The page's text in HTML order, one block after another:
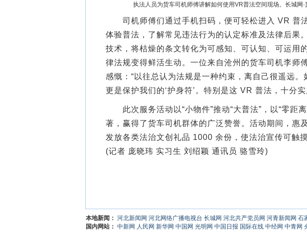
执法人员为货车司机师傅讲解如何使用VR普法空间现场。长城网
司机师傅们通过手机扫码，便可轻松进入 VR 普
体验普法，了解常见违法行为的认定标准及法律后果
技术，将枯燥的条文转化为可感知、可认知、可运用
律法规变得鲜活生动。一位来自沧州的货车司机李师
感慨：“以往总认为法规是一种约束，离自己很遥远。
更是保护我们的‘护身符’。特别是这 VR 普法，十分实
此次服务活动以“小物件”推动“大普法”，以“零距离
著，赢得了货车司机群体的广泛赞誉。活动期间，惠
发放各类法治文创礼品 1000 余份，使法治宣传可触
(记者 庞晓玮 实习生 刘绍颖 通讯员 骆雪玲)
本地新闻： 河北新闻网 河北网络广播电视台 长城网 河北共产党员网 河青新闻网 石
国内网站： 中新网 人民网 新华网 中国网 光明网 中国日报 国际在线 中经网 中青网